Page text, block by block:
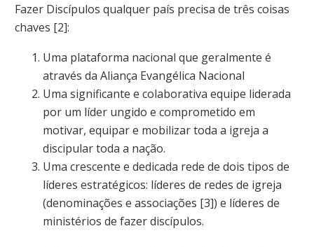
Fazer Discípulos qualquer país precisa de três coisas
chaves [2]:
Uma plataforma nacional que geralmente é
através da Aliança Evangélica Nacional
Uma significante e colaborativa equipe liderada
por um líder ungido e comprometido em
motivar, equipar e mobilizar toda a igreja a
discipular toda a nação.
Uma crescente e dedicada rede de dois tipos de
líderes estratégicos: líderes de redes de igreja
(denominações e associações [3]) e líderes de
ministérios de fazer discípulos.